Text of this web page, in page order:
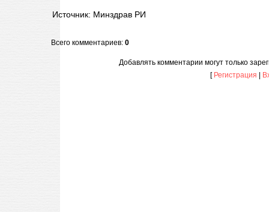
Источник: Минздрав РИ
Всего комментариев: 0
Добавлять комментарии могут только
[ Регистрация